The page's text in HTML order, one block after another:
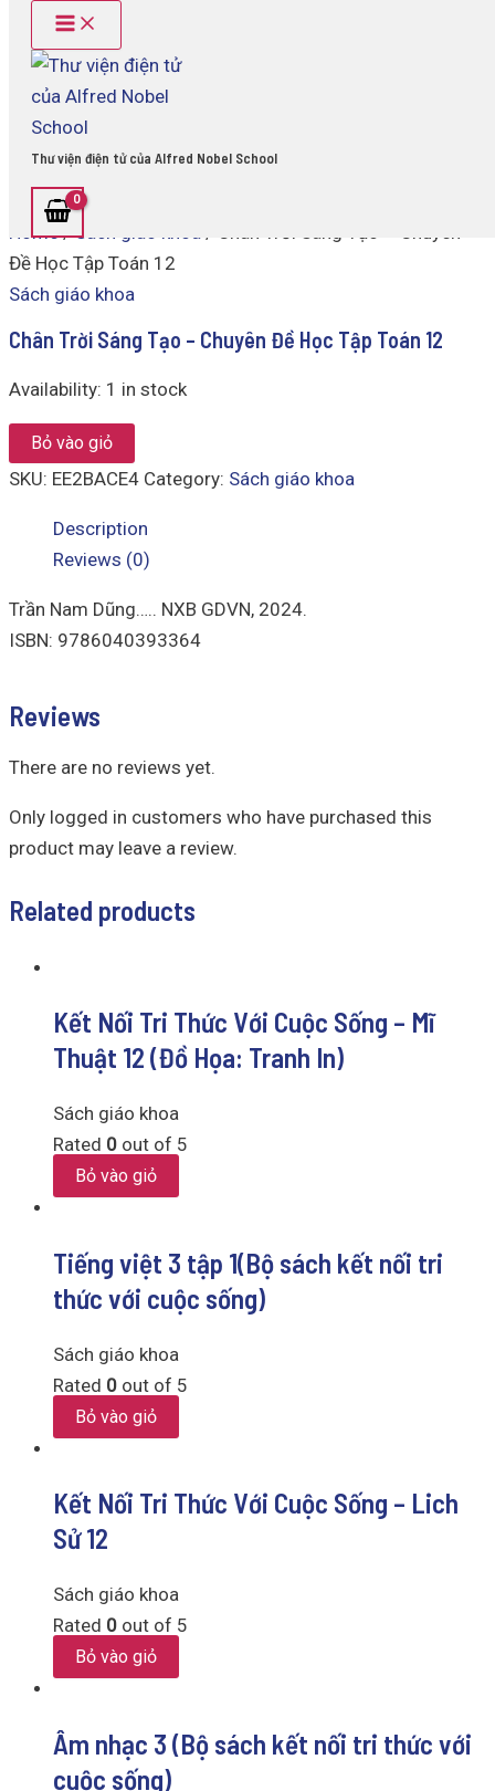
content
Main
Menu
Thư viện điện tử của Alfred Nobel School
Home/Sách giáo khoa / Chân Trời Sáng Tạo – Chuyên
Đề Học Tập Toán 12
Sách giáo khoa
Chân Trời Sáng Tạo – Chuyên Đề Học Tập Toán 12
Availability: 1 in stock
Sáng
Chuyên
Tập
quantity
Bỏ vào giỏ
SKU: EE2BACE4 Category: Sách giáo khoa
Description
Reviews (0)
Trần Nam Dũng….. NXB GDVN, 2024.
ISBN: 9786040393364
Reviews
There are no reviews yet.
Only logged in customers who have purchased this
product may leave a review.
Related products
Kết Nối Tri Thức Với Cuộc Sống – Mĩ
Thuật 12 (Đồ Họa: Tranh In)
Sách giáo khoa
Rated 0 out of 5
Bỏ vào giỏ
Tiếng việt 3 tập 1(Bộ sách kết nối tri
thức với cuộc sống)
Sách giáo khoa
Rated 0 out of 5
Bỏ vào giỏ
Kết Nối Tri Thức Với Cuộc Sống – Lich
Sử 12
Sách giáo khoa
Rated 0 out of 5
Bỏ vào giỏ
Âm nhạc 3 (Bộ sách kết nối tri thức với
cuộc sống)